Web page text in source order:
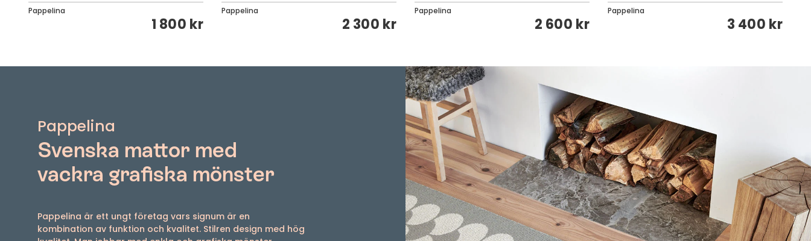
Pappelina
1 800 kr
Pappelina
2 300 kr
Pappelina
2 600 kr
Pappelina
3 400 kr
Pappelina
Svenska mattor med
vackra grafiska mönster
Pappelina är ett ungt företag vars signum är en
kombination av funktion och kvalitet. Stilren design med hög